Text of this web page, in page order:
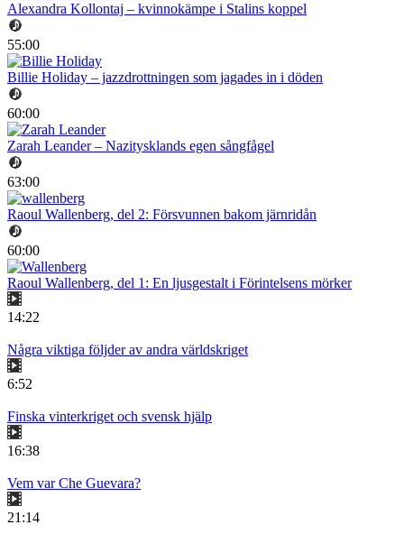
Alexandra Kollontaj – kvinnokämpe i Stalins koppel
55:00
Billie Holiday – jazzdrottningen som jagades in i döden
60:00
Zarah Leander – Nazitysklands egen sångfågel
63:00
Raoul Wallenberg, del 2: Försvunnen bakom järnridån
60:00
Raoul Wallenberg, del 1: En ljusgestalt i Förintelsens mörker
14:22
Några viktiga följder av andra världskriget
6:52
Finska vinterkriget och svensk hjälp
16:38
Vem var Che Guevara?
21:14